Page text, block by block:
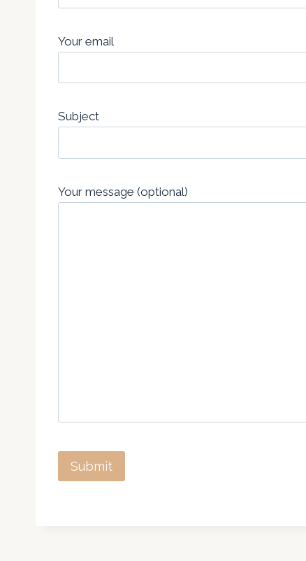
Your email
Subject
Your message (optional)